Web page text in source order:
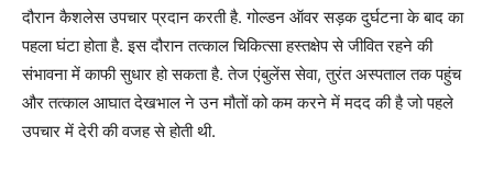
दौरान कैशलेस उपचार प्रदान करती है. गोल्डन ऑवर सड़क दुर्घटना के बाद का
पहला घंटा होता है. इस दौरान तत्काल चिकित्सा हस्तक्षेप से जीवित रहने की
संभावना में काफी सुधार हो सकता है. तेज एंबुलेंस सेवा, तुरंत अस्पताल तक पहुंच
और तत्काल आघात देखभाल ने उन मौतों को कम करने में मदद की है जो पहले
उपचार में देरी की वजह से होती थी.